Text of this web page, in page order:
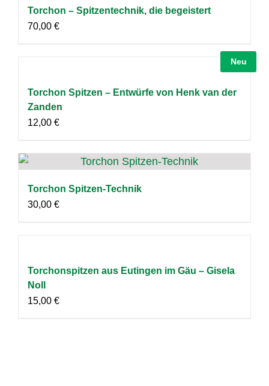
Torchon – Spitzentechnik, die begeistert
70,00 €
Neu
Torchon Spitzen – Entwürfe von Henk van der
Zanden
12,00 €
Torchon Spitzen-Technik
30,00 €
Torchonspitzen aus Eutingen im Gäu – Gisela
Noll
15,00 €